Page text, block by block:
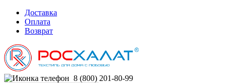
Доставка
Оплата
Возврат
8 (800) 201-80-99